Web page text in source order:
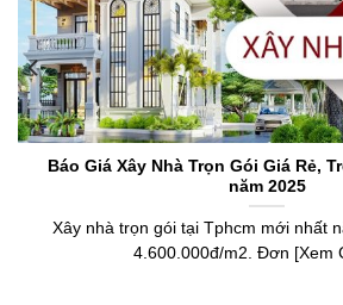
Báo Giá Xây Nhà Trọn Gói Giá Rẻ,
năm 2025
Xây nhà trọn gói tại Tphcm mới nhất
4.600.000đ/m2. Đơn [Xem